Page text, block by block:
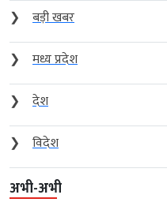
❯
बड़ी खबर
❯
मध्य प्रदेश
❯
देश
❯
विदेश
अभी-अभी